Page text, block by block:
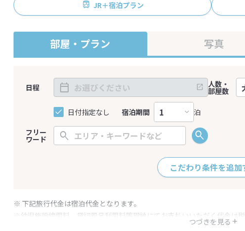
JR＋宿泊プラン
部屋・プラン 写真
日程
日付指定なし 宿泊期間 泊
人数・
部屋数
フリー
ワード
こだわり条件を追加
つづきを見る
※ 下記旅行代金は宿泊代金となります。
※幼児施設使用料、貸切風呂利用料等現地にてお支払いいただく代金は